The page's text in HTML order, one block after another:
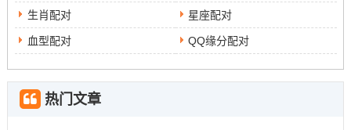
生肖配对 星座配对
血型配对 QQ缘分配对
热门文章